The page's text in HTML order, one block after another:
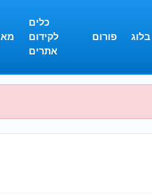
כלים
לקידום
אתרים
פורום בלוג